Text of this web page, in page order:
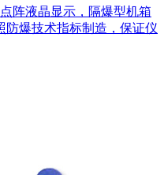
阵液晶显示，隔爆型机箱
防爆技术指标制造，保证仪